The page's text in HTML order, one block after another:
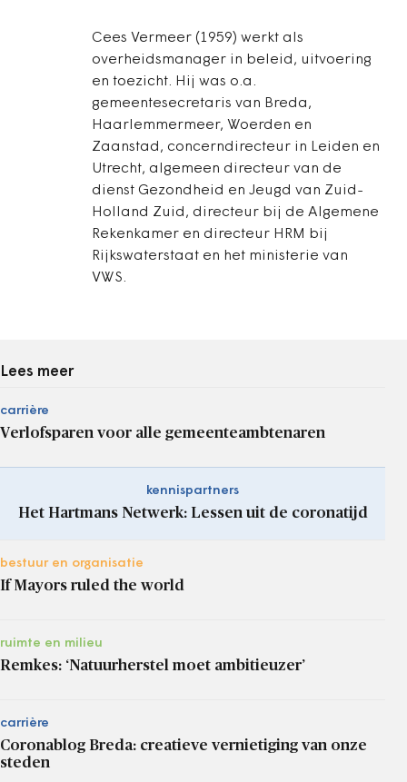
Cees Vermeer (1959) werkt als
overheidsmanager in beleid, uitvoering
en toezicht. Hij was o.a.
gemeentesecretaris van Breda,
Haarlemmermeer, Woerden en
Zaanstad, concerndirecteur in Leiden en
Utrecht, algemeen directeur van de
dienst Gezondheid en Jeugd van Zuid-
Holland Zuid, directeur bij de Algemene
Rekenkamer en directeur HRM bij
Rijkswaterstaat en het ministerie van
VWS.
Lees meer
carrière
Verlofsparen voor alle gemeenteambtenaren
kennispartners
Het Hartmans Netwerk: Lessen uit de coronatijd
bestuur en organisatie
If Mayors ruled the world
ruimte en milieu
Remkes: ‘Natuurherstel moet ambitieuzer’
carrière
Coronablog Breda: creatieve vernietiging van onze
steden